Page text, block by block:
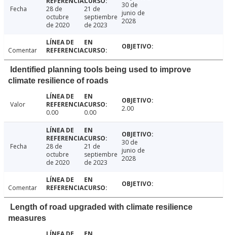
Fecha
28 de
octubre
de 2020
21 de
septiembre
de 2023
30 de
junio de
2028
Comentar
Identified planning tools being used to improve
climate resilience of roads
Valor
0.00
0.00 2.00
Fecha
28 de
octubre
de 2020
21 de
septiembre
de 2023
30 de
junio de
2028
Comentar
Length of road upgraded with climate resilience
measures